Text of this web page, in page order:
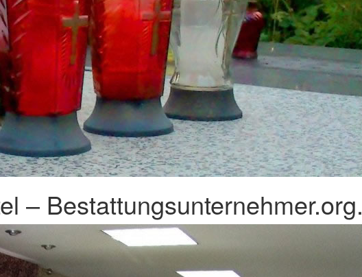
– Bestattungsunternehmer.org.